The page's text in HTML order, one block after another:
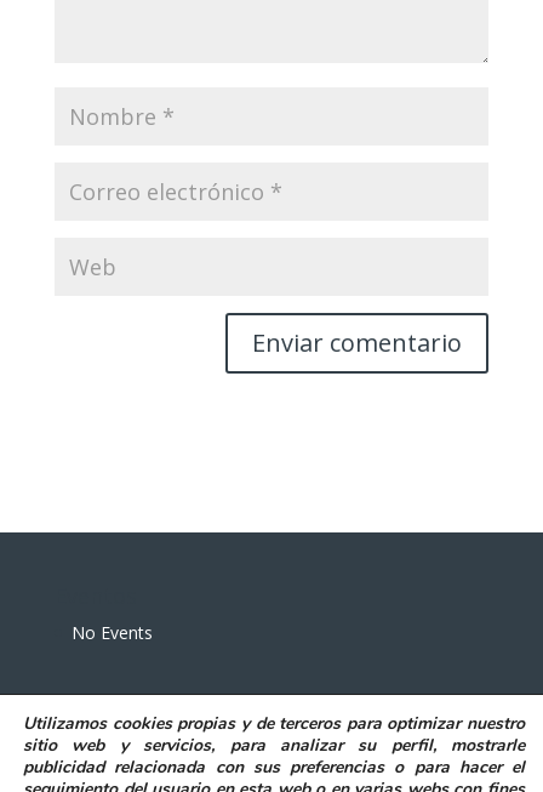
No Events
Utilizamos cookies propias y de terceros para optimizar nuestro
sitio web y servicios, para analizar su perfil, mostrarle
publicidad relacionada con sus preferencias o para hacer el